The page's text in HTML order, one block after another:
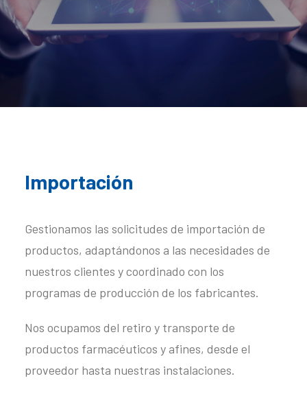
Importación
Gestionamos las solicitudes de importación de
productos, adaptándonos a las necesidades de
nuestros clientes y coordinado con los
programas de producción de los fabricantes.
Nos ocupamos del retiro y transporte de
productos farmacéuticos y afines, desde el
proveedor hasta nuestras instalaciones.